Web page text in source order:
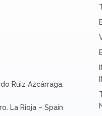
Ruiz Azcárraga,
La Rioja – Spain